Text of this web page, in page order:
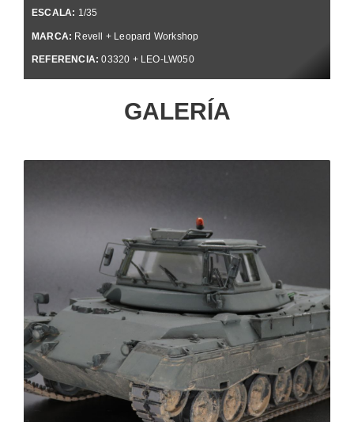
ESCALA: 1/35
MARCA: Revell + Leopard Workshop
REFERENCIA: 03320 + LEO-LW050
GALERÍA